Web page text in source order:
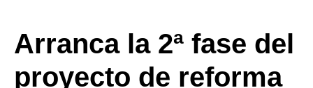
Arranca la 2ª fase del
proyecto de reforma